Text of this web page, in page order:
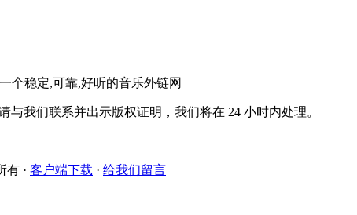
个稳定,可靠,好听的音乐外链网
我们联系并出示版权证明，我们将在 24 小时内处理。
有 · 客户端下载 · 给我们留言